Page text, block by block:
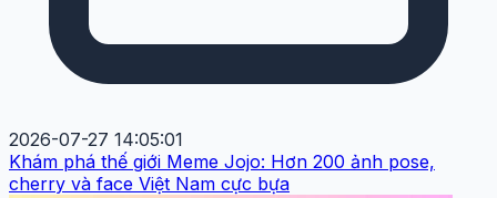
2026-07-27 14:05:01
Khám phá thế giới Meme Jojo: Hơn 200 ảnh pose,
cherry và face Việt Nam cực bựa